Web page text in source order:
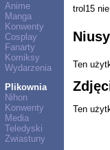
Anime
Manga
Konwenty
Cosplay
Fanarty
Komiksy
Wydarzenia
Plikownia
Nihon
Konwenty
Media
Teledyski
Zwiastuny
trol15
Ten
Ten